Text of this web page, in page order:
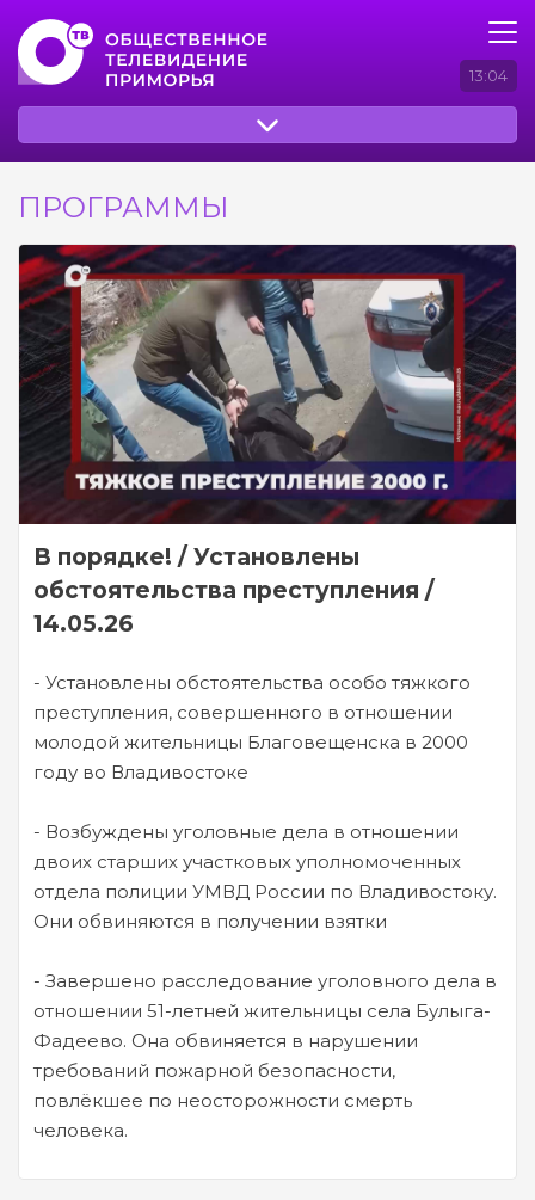
13:05
ПРОГРАММЫ
В порядке! / Установлены
обстоятельства преступления /
14.05.26
- Установлены обстоятельства особо тяжкого
преступления, совершенного в отношении
молодой жительницы Благовещенска в 2000
году во Владивостоке
- Возбуждены уголовные дела в отношении
двоих старших участковых уполномоченных
отдела полиции УМВД России по Владивостоку.
Они обвиняются в получении взятки
- Завершено расследование уголовного дела в
отношении 51-летней жительницы села Булыга-
Фадеево. Она обвиняется в нарушении
требований пожарной безопасности,
повлёкшее по неосторожности смерть
человека.